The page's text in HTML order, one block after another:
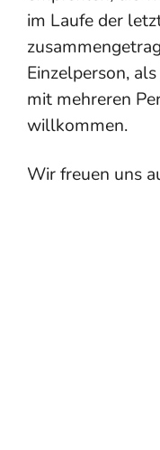
im Laufe der
Einzelperson,
mit mehreren
willkommen.
Wir freuen uns